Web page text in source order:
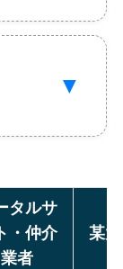
▼
タルサ
・仲介
業者
某